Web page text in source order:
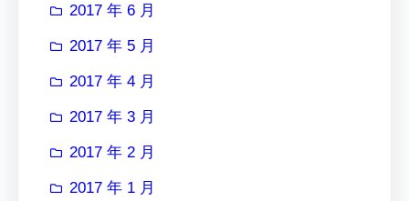
2017 年 6 月
2017 年 5 月
2017 年 4 月
2017 年 3 月
2017 年 2 月
2017 年 1 月